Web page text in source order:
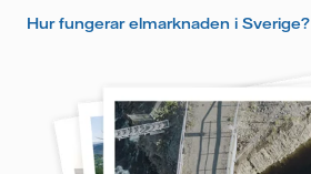
Hur fungerar elmarknaden i Sverige?